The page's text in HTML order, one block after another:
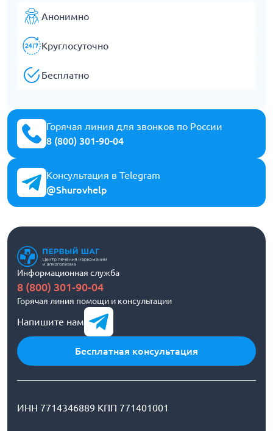
Анонимно
Круглосуточно
Бесплатно
Горячая линия для звонков по России
8 (800) 301-90-04
Консультация в Telegram
@Shurovhelp
Информационная служба
8 (800) 301-90-04
Горячая линия помощи и консультации
Напишите нам
Бесплатная консультация
ИНН 7714346889 КПП 771401001